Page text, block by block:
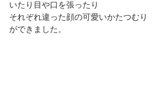
いたり目や口を張ったり
それぞれ違った顔の可愛いかたつむり
ができました。